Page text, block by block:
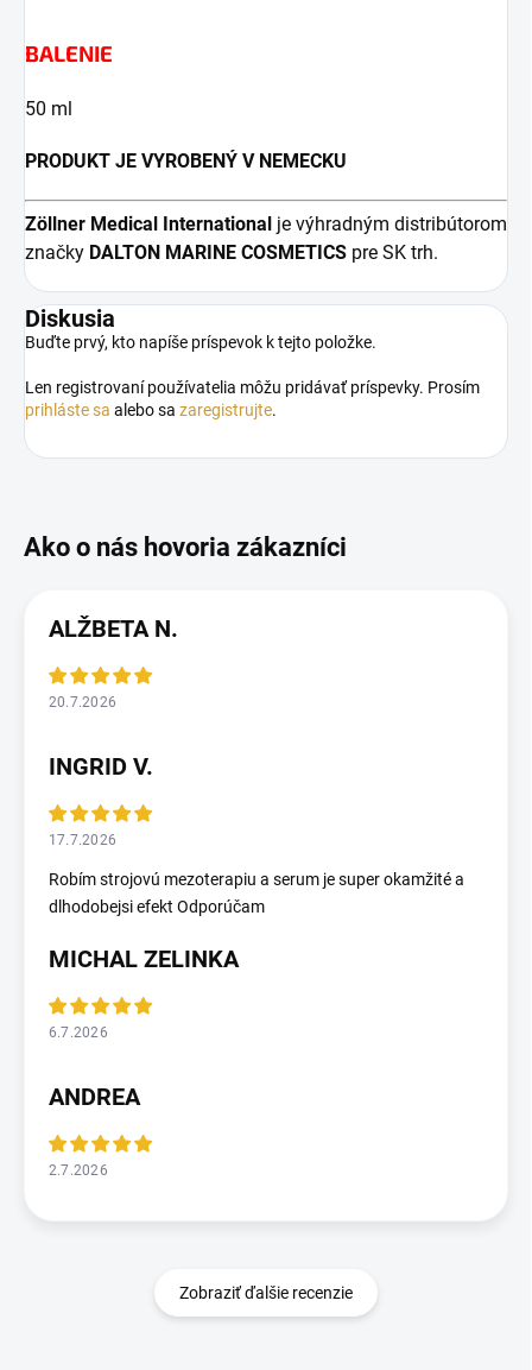
BALENIE
50 ml
PRODUKT JE VYROBENÝ V NEMECKU
Zöllner Medical International je výhradným distribútorom
značky DALTON MARINE COSMETICS pre SK trh.
Diskusia
Buďte prvý, kto napíše príspevok k tejto položke.
Len registrovaní používatelia môžu pridávať príspevky. Prosím
prihláste sa alebo sa zaregistrujte.
ALŽBETA N.
20.7.2026
INGRID V.
17.7.2026
Robím strojovú mezoterapiu a serum je super okamžité a
dlhodobejsi efekt Odporúčam
MICHAL ZELINKA
6.7.2026
ANDREA
2.7.2026
Zobraziť ďalšie recenzie